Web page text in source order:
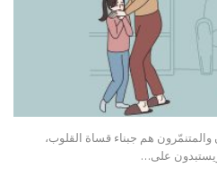
هم جبناء قساة القلوب،
على…